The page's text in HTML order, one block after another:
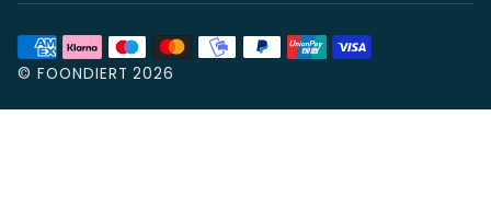
© FOONDIERT 2026